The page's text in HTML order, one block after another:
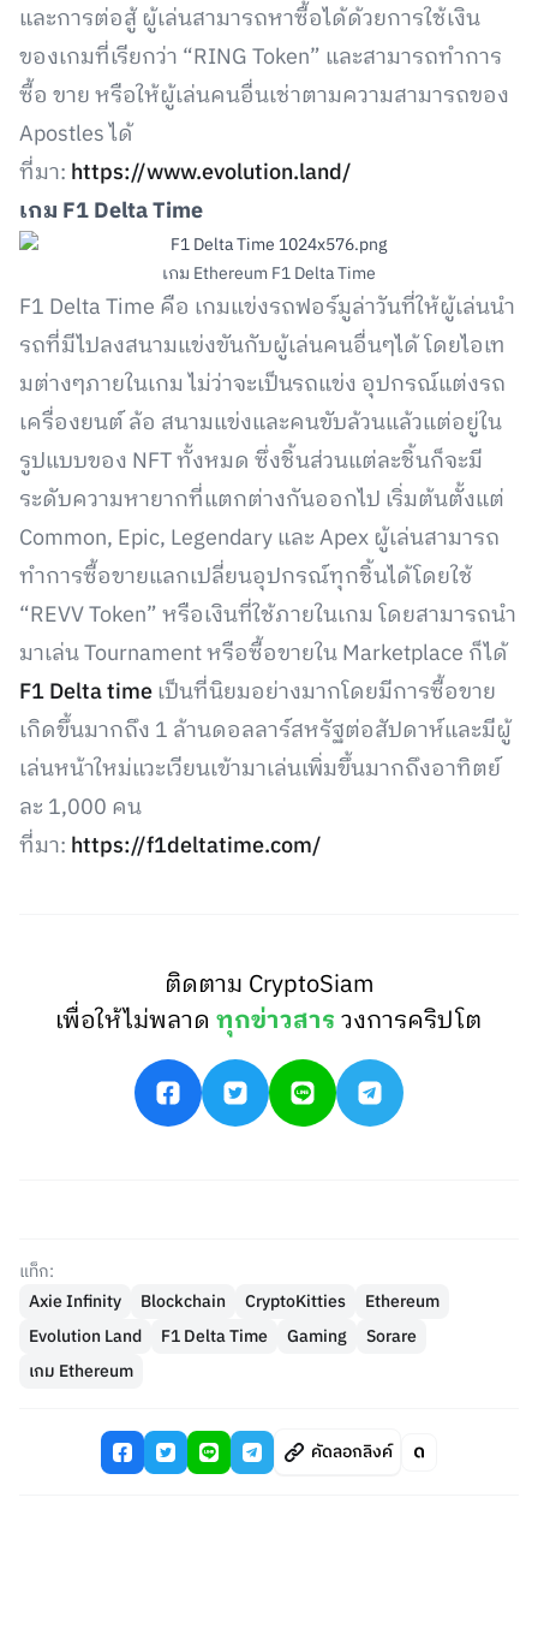
และการต่อสู้ ผู้เล่นสามารถหาซื้อได้ด้วยการใช้เงิน
ของเกมที่เรียกว่า “RING Token” และสามารถทำการ
ซื้อ ขาย หรือให้ผู้เล่นคนอื่นเช่าตามความสามารถของ
Apostles ได้
ที่มา: https://www.evolution.land/
เกม F1 Delta Time
เกม Ethereum F1 Delta Time
F1 Delta Time คือ เกมแข่งรถฟอร์มูล่าวันที่ให้ผู้เล่นนำ
รถที่มีไปลงสนามแข่งขันกับผู้เล่นคนอื่นๆได้ โดยไอเท
มต่างๆภายในเกม ไม่ว่าจะเป็นรถแข่ง อุปกรณ์แต่งรถ
เครื่องยนต์ ล้อ สนามแข่งและคนขับล้วนแล้วแต่อยู่ใน
รูปแบบของ NFT ทั้งหมด ซึ่งชิ้นส่วนแต่ละชิ้นก็จะมี
ระดับความหายากที่แตกต่างกันออกไป เริ่มต้นตั้งแต่
Common, Epic, Legendary และ Apex ผู้เล่นสามารถ
ทำการซื้อขายแลกเปลี่ยนอุปกรณ์ทุกชิ้นได้โดยใช้
“REVV Token” หรือเงินที่ใช้ภายในเกม โดยสามารถนำ
มาเล่น Tournament หรือซื้อขายใน Marketplace ก็ได้
F1 Delta timeเป็นที่นิยมอย่างมากโดยมีการซื้อขาย
เกิดขึ้นมากถึง 1 ล้านดอลลาร์สหรัฐต่อสัปดาห์และมีผู้
เล่นหน้าใหม่แวะเวียนเข้ามาเล่นเพิ่มขึ้นมากถึงอาทิตย์
ละ 1,000 คน
ที่มา: https://f1deltatime.com/
ติดตาม CryptoSiam
เพื่อให้ไม่พลาดทุกข่าวสารวงการคริปโต
แท็ก:
Axie Infinity
Blockchain CryptoKitties
Ethereum
Evolution Land
F1 Delta Time Gaming
Sorare
เกม Ethereum
คัดลอกลิงค์